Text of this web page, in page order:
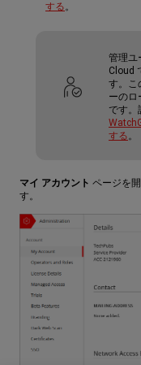
する。
管理ユ
Cloud
す。こ
ーのロ
です。
する。
マイ アカウント ページを開
す。